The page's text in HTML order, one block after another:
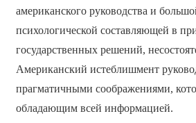
американского руководства и
психологической составляющей в
государственных решений,
Американский истеблишмент
прагматичными соображениями,
обладающим всей информацией.